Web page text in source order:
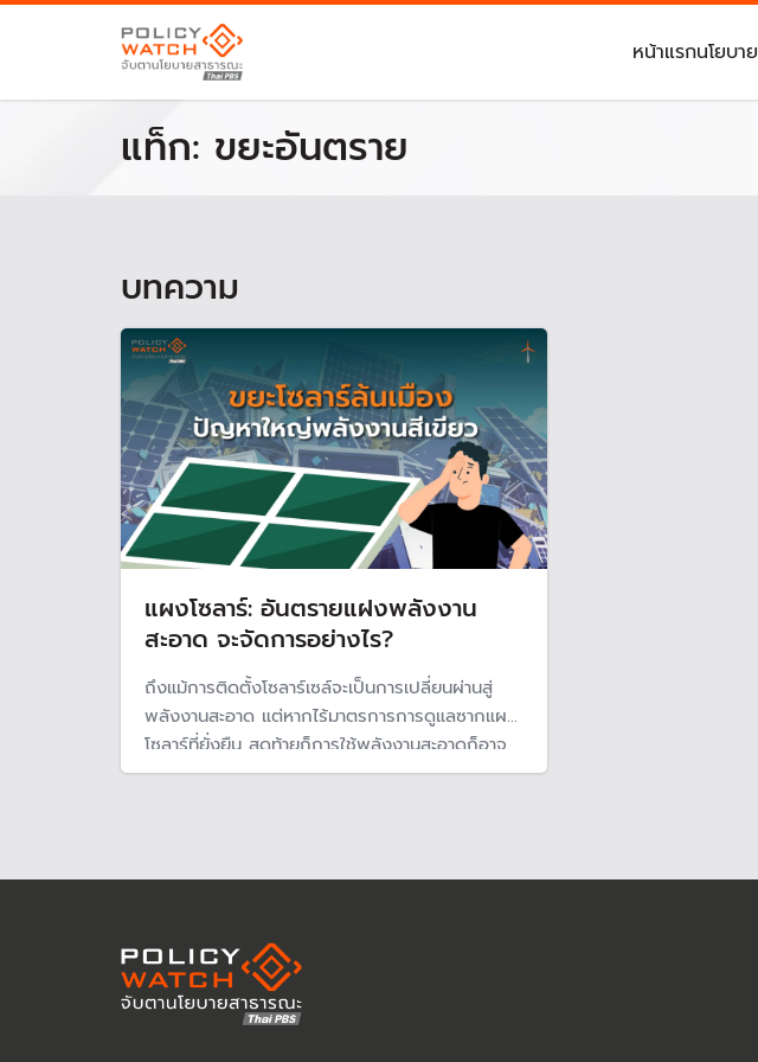
หน้าแรกนโยบาย
แท็ก: ขยะอันตราย
บทความ
แผงโซลาร์: อันตรายแฝงพลังงาน
สะอาด จะจัดการอย่างไร?
ถึงแม้การติดตั้งโซลาร์เซล์จะเป็นการเปลี่ยนผ่านสู่
พลังงานสะอาด แต่หากไร้มาตรการการดูแลซากแผง
โซลาร์ที่ยั่งยืน สุดท้ายก็การใช้พลังงานสะอาดก็อาจ
เป็นการเพิ่มมลพิษอยู่ดี รัฐควรเร่งหาวิธีการจัดการ